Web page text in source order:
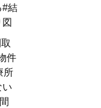
#結
件
所
い